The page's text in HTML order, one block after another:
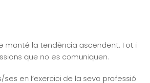
manté la tendència ascendent. Tot i
que no es comuniquen.
en l’exercici de la seva professió